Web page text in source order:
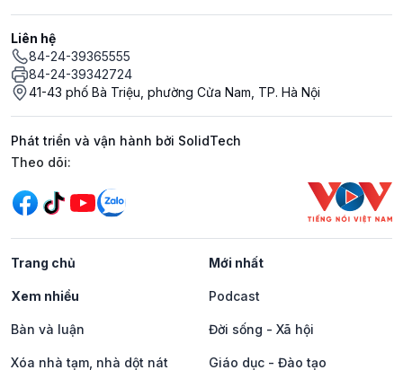
Liên hệ
84-24-39365555
84-24-39342724
41-43 phố Bà Triệu, phường Cửa Nam, TP. Hà Nội
Phát triển và vận hành bởi SolidTech
Mạng xã hội
Theo dõi:
Trang chủ Mới nhất
Xem nhiều Podcast
Bàn và luận Đời sống - Xã hội
Xóa nhà tạm, nhà dột nát Giáo dục - Đào tạo